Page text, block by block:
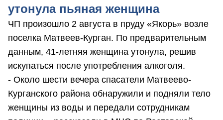
утонула пьяная женщина
ЧП произошло 2 августа в пруду «Якорь» возле
поселка Матвеев-Курган. По предварительным
данным, 41-летняя женщина утонула, решив
искупаться после употребления алкоголя.
- Около шести вечера спасатели Матвеево-
Курганского района обнаружили и подняли тело
женщины из воды и передали сотрудникам